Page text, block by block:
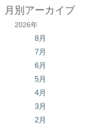
月別アーカイブ
2026年
8月
7月
6月
5月
4月
3月
2月